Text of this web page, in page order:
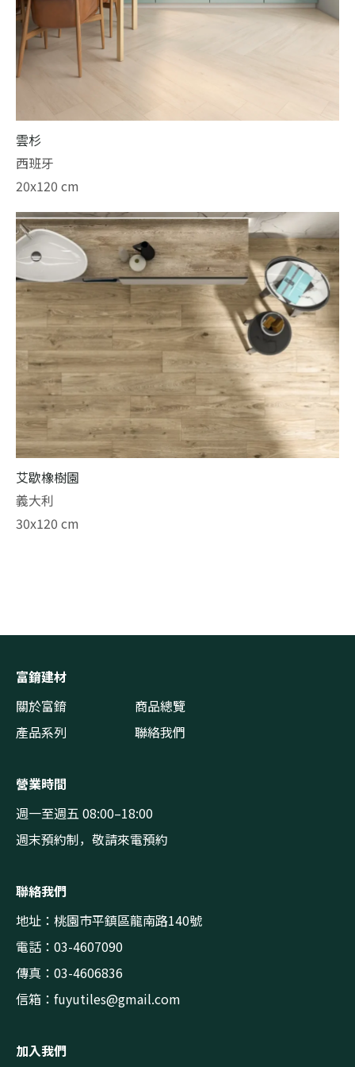
雲杉
西班牙
20x120 cm
艾歇橡樹園
義大利
30x120 cm
富錥建材
關於富錥
商品總覽
產品系列
聯絡我們
營業時間
週一至週五 08:00–18:00
週末預約制，敬請來電預約
聯絡我們
地址：桃園市平鎮區龍南路140號
電話：03-4607090
傳真：03-4606836
信箱： fuyutiles@gmail.com
加入我們